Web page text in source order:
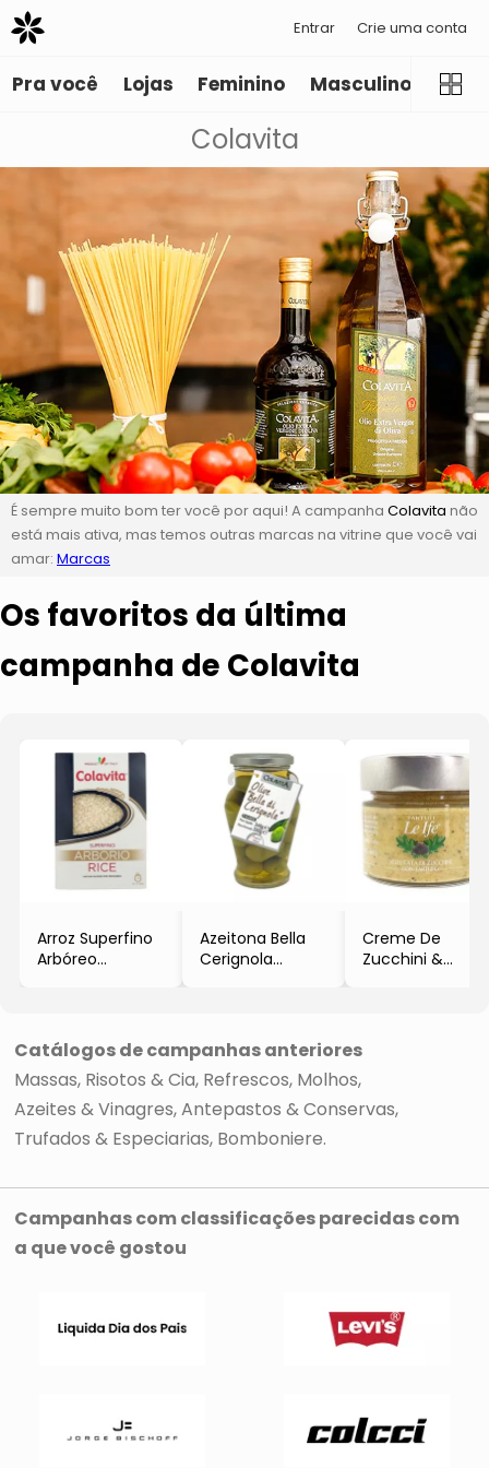
Entrar Crie uma conta
Pra você Lojas Feminino Masculino
Colavita
É sempre muito bom ter você por aqui! A campanha Colavita não
está mais ativa, mas temos outras marcas na vitrine que você vai
amar: Marcas
Os favoritos da última
campanha de Colavita
Arroz Superfino
Arbóreo
Azeitona Bella
Cerignola
Creme De
Zucchini &
Catálogos de campanhas anteriores
Massas, Risotos & Cia Refrescos Molhos
Azeites & Vinagres Antepastos & Conservas
Trufados & Especiarias Bomboniere
Campanhas com classificações parecidas com
a que você gostou